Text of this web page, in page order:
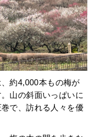
約4,000本もの梅が
山の斜面いっぱいに
で、訪れる人々を優